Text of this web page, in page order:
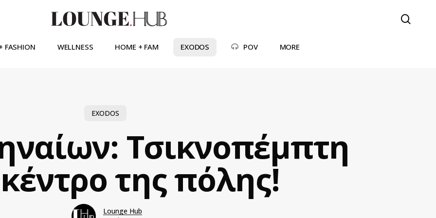
FASHION WELLNESS HOME + FAM EXODOS POV MORE
EXODOS
Τσικνοπέμπτη
της πόλης!
Lounge Hub